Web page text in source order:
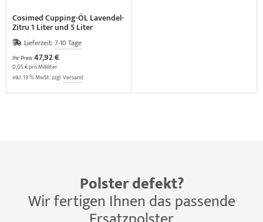
Cosimed Cupping-ÖL Lavendel-
Zitru 1 Liter und 5 Liter
Lieferzeit: 7-10 Tage
Ihr Preis47,92 €
0,05 € pro Milliliter
inkl. 19 % MwSt. zzgl.Versand
Polster defekt?
Wir fertigen Ihnen das passende